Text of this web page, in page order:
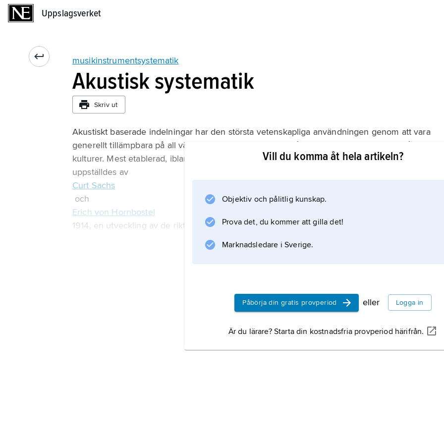
Uppslagsverket
musikinstrumentsystematik
Akustisk systematik
Skriv ut
Akustiskt baserade indelningar har den största vetenskapliga användningen genom att vara
generellt tillämpbara på all världens instrument, folkliga såväl som konstmusikaliska från olika
kulturer. Mest etablerad, ibland med smärre modifikationer, är den systematik som
uppställdes av
Curt Sachs
och
Erich von Hornbostel
1914, en utveckling av de riktlinjer som angavs av belgaren Victor-Charles Mahillon
Vill du komma åt hela artikeln?
Objektiv och pålitlig kunskap.
Prova det, du kommer att gilla det!
Marknadsledare i Sverige.
Påbörja din gratis provperiod eller Logga in
Är du lärare? Starta din kostnadsfria provperiod härifrån.